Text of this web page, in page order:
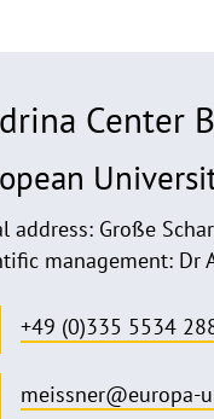
Center
address: Große
management: Dr
+49 (0)335 5534
meissner@europa-